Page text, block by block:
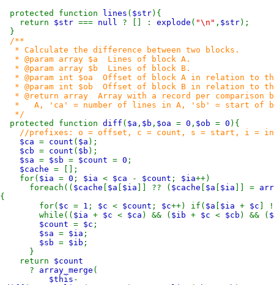
protected function lines ( $str){
return $str === null ? [] : explode ( "\n" , $str);
}
/**
* Calculate the difference between two blocks.
* @param array $a Lines of block A.
* @param array $b Lines of block B.
* @param int $oa Offset of block A in relation to
* @param int $ob Offset of block B in relation to
* @return array Array with a record per
* A, 'ca' = number of lines in A, 'sb' = start of
*/
protected function diff ( $a , $b , $oa = 0 , $ob = 0 ){
//prefixes: o = offset, c = count, s = start, i =
$ca = count ( $a );
$cb = count ( $b );
$sa = $sb = $count = 0 ;
$cache = [];
for( $ia = 0 ; $ia < $ca - $count ; $ia++)
foreach(( $cache [ $a [ $ia ]] ?? ( $cache [ $a [ $ia ]] =
{
for( $c = 1 ; $c < $count ; $c++) if( $a [ $ia + $c ]
while(( $ia + $c < $ca ) && ( $ib + $c < $cb ) && (
$count = $c ;
$sa = $ia ;
$sb = $ib ;
}
return $count
? array_merge (
$this -